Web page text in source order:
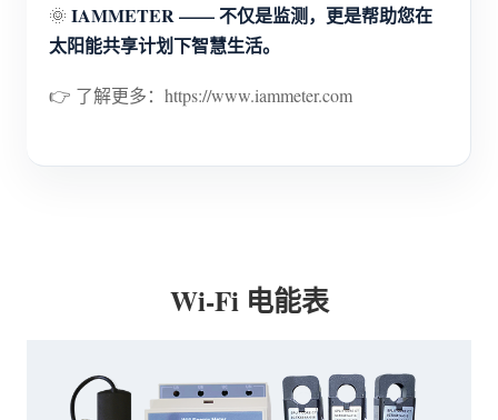
🌞 IAMMETER —— 不仅是监测，更是帮助您在
太阳能共享计划下智慧生活。
👉 了解更多：https://www.iammeter.com
Wi-Fi 电能表